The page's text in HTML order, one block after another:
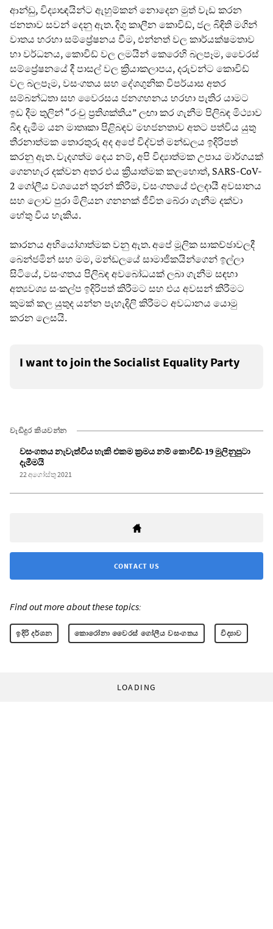
ආන්ඩු, විද්‍යාඥයින්ට ඇහුම්කන් නොදෙන මුත් වැඩ කරන
ජනතාව සවන් දෙනු ඇත. දිගු කාලීන කොවිඩ්, ජල බිඳිති මගින්
වාතය හරහා සම්ප්‍රේෂනය වීම, එන්නත් වල කාර්යක්ෂමතාව
හා වර්ධනය, කොවිඩ් වල ලමයින් කෙරෙහි බලපෑම, වෛරස්
සම්ප්‍රේෂනයේ දී පාසල් වල ක්‍රියාකලාපය, දරුවන්ට කොවිඩ්
වල බලපෑම, වසංගතය සහ දේශගුනික විපර්යාස අතර
සම්බන්ධතා සහ වෛරසය ජනගහනය හරහා පැතිර යාමට
ඉඩ දීම තුලින් “රංචු ප්‍රතිශක්තිය” ලඟා කර ගැනීම පිලිබඳ මිථ්‍යාව
බිඳ දැමීම යන මාතෘකා පිළිබඳව මහජනතාව අතට පත්විය යුතු
තීරනාත්මක තොරතුරු අද අපේ විද්වත් මන්ඩලය ඉදිරිපත්
කරනු ඇත. වැදගත්ම දෙය නම්, අපි විද්‍යාත්මක උපාය මාර්ගයක්
ගෙනහැර දක්වන අතර එය ක්‍රියාත්මක කලහොත්, SARS-CoV-
2 ගෝලීය වශයෙන් තුරන් කිරීම, වසංගතයේ ඵලදායී අවසානය
සහ ලොව පුරා මිලියන ගනනක් ජීවිත බේරා ගැනීම දක්වා
හේතු විය හැකිය.
කාරනය අභියෝගාත්මක වනු ඇත. අපේ මූලික සාකච්ඡාවලදී
බෙන්ජමින් සහ මම, මන්ඩලයේ සාමාජිකයින්ගෙන් ඉල්ලා
සිටියේ, වසංගතය පිලිබඳ අවබෝධයක් ලබා ගැනීම සඳහා
අත්‍යවශ්‍ය සංකල්ප ඉදිරිපත් කිරීමට සහ එය අවසන් කිරීමට
කුමක් කල යුතුද යන්න පැහැදිලි කිරීමට අවධානය යොමු
කරන ලෙසයි.
I want to join the Socialist Equality Party
වැඩිදුර කියවන්න
වසංගතය නැවැත්විය හැකි එකම ක්‍රමය නම් කොවිඩ්-19 මුලිනුපුටා
දැමීමයි
22 අගෝස්තු 2021
CONTACT US
Find out more about these topics:
ඉදිරි දර්ශන කොරෝනා වෛරස් ගෝලීය වසංගතය විද්‍යාව
LOADING